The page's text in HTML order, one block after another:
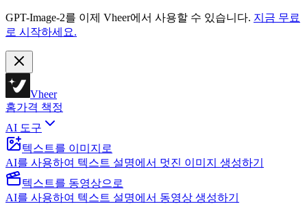
GPT-Image-2를 이제 Vheer에서 사용할 수 있습니다. 지금 무료
로 시작하세요.
Vheer
홈가격 책정
AI 도구
텍스트를 이미지로
AI를 사용하여 텍스트 설명에서 멋진 이미지 생성하기
텍스트를 동영상으로
AI를 사용하여 텍스트 설명에서 동영상 생성하기